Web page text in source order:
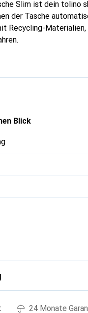
Slim ist dein tolino
der Tasche
Recycling-
Blick
24 Monate